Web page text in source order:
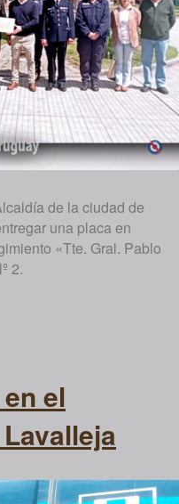
de la ciudad de
una placa en
«Tte. Gral. Pablo
2.
el